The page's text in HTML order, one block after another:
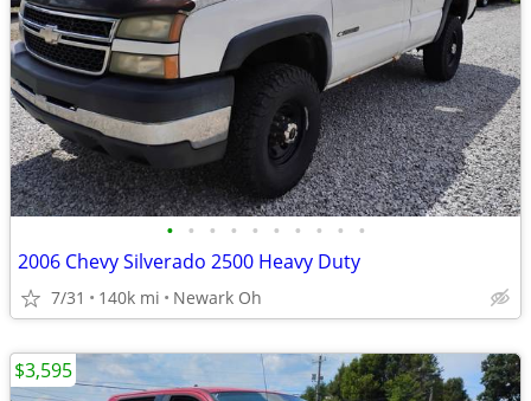
• • • • • • • • • •
2006 Chevy Silverado 2500 Heavy Duty
7/31 140k mi Newark Oh
$3,595